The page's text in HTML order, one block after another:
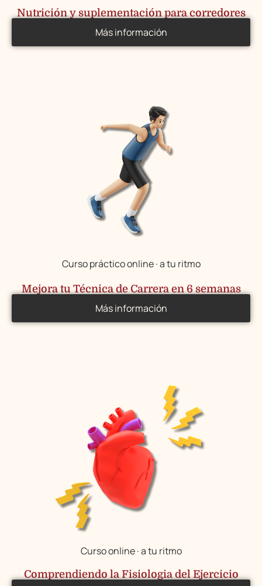
Nutrición y suplementación para corredores
Más información
Curso práctico online · a tu ritmo
Mejora tu Técnica de Carrera en 6 semanas
Más información
Curso online · a tu ritmo
Comprendiendo la Fisiologia del Ejercicio